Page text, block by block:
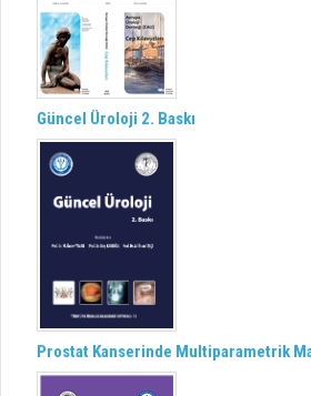
Güncel Üroloji 2. Baskı
Prostat Kanserinde Multiparametrik